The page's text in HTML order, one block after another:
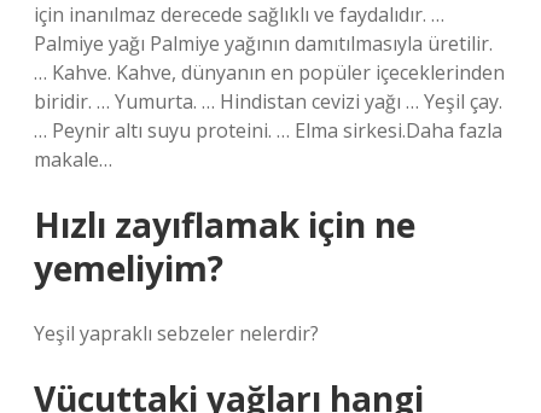
için inanılmaz derecede sağlıklı ve faydalıdır. …
Palmiye yağı Palmiye yağının damıtılmasıyla üretilir.
… Kahve. Kahve, dünyanın en popüler içeceklerinden
biridir. … Yumurta. … Hindistan cevizi yağı … Yeşil çay.
… Peynir altı suyu proteini. … Elma sirkesi.Daha fazla
makale…
Hızlı zayıflamak için ne
yemeliyim?
Yeşil yapraklı sebzeler nelerdir?
Vücuttaki yağları hangi